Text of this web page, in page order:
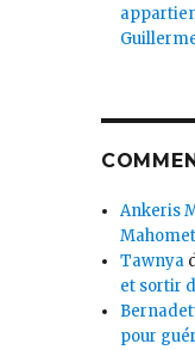
Ankeris
Tawnya
et sortir
pour